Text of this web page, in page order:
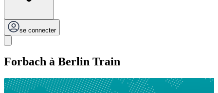
se connecter
Forbach à Berlin Train